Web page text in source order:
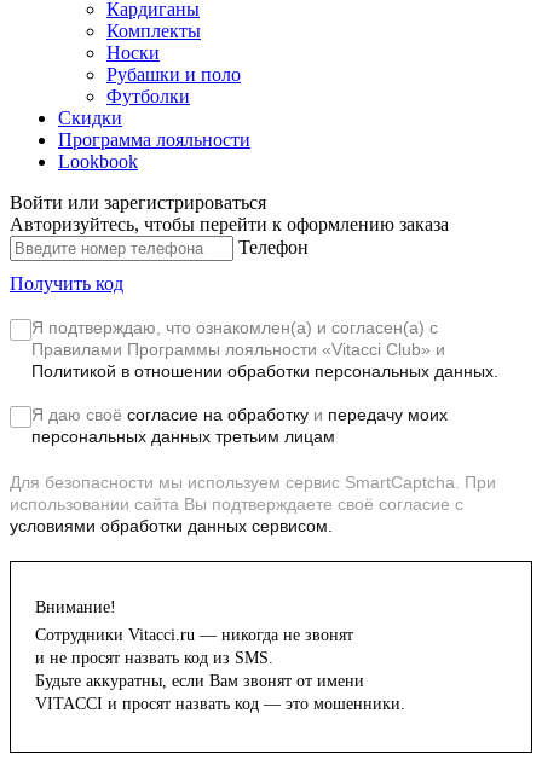
Кардиганы
Комплекты
Носки
Рубашки и поло
Футболки
Скидки
Программа лояльности
Lookbook
Войти или зарегистрироваться
Авторизуйтесь, чтобы перейти к оформлению заказа
Телефон
Получить код
Я подтверждаю, что ознакомлен(а) и согласен(а) с
Правилами Программы лояльности «Vitacci Club» и
Политикой в отношении обработки персональных данных.
Я даю своё согласие на обработку и передачу моих
персональных данных третьим лицам
Для безопасности мы используем сервис SmartCaptcha. При
использовании сайта Вы подтверждаете своё согласие с
условиями обработки данных сервисом.
Внимание!
Сотрудники Vitacci.ru — никогда не звонят
и не просят назвать код из SMS.
Будьте аккуратны, если Вам звонят от имени
VITACCI и просят назвать код — это мошенники.